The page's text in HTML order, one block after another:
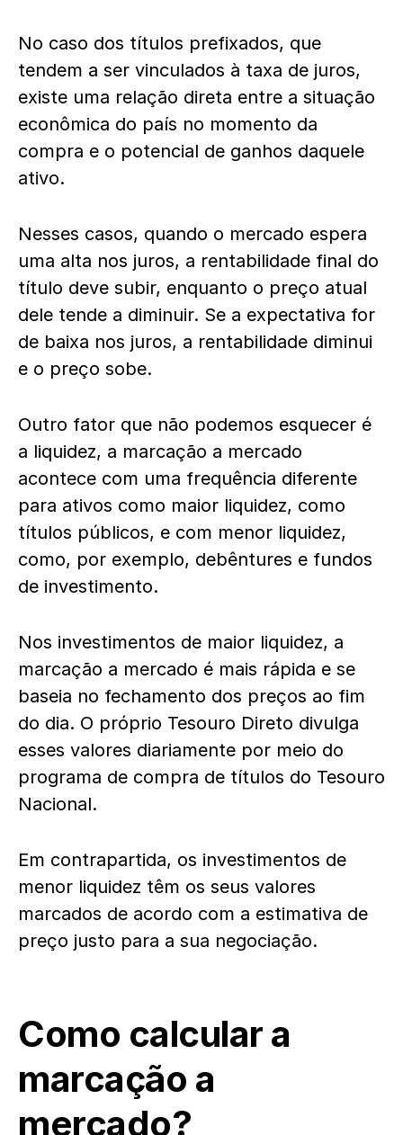
No caso dos títulos prefixados, que
tendem a ser vinculados à taxa de juros,
existe uma relação direta entre a situação
econômica do país no momento da
compra e o potencial de ganhos daquele
ativo.
Nesses casos, quando o mercado espera
uma alta nos juros, a rentabilidade final do
título deve subir, enquanto o preço atual
dele tende a diminuir. Se a expectativa for
de baixa nos juros, a rentabilidade diminui
e o preço sobe.
Outro fator que não podemos esquecer é
a liquidez, a marcação a mercado
acontece com uma frequência diferente
para ativos como maior liquidez, como
títulos públicos, e com menor liquidez,
como, por exemplo, debêntures e fundos
de investimento.
Nos investimentos de maior liquidez, a
marcação a mercado é mais rápida e se
baseia no fechamento dos preços ao fim
do dia. O próprio Tesouro Direto divulga
esses valores diariamente por meio do
programa de compra de títulos do Tesouro
Nacional.
Em contrapartida, os investimentos de
menor liquidez têm os seus valores
marcados de acordo com a estimativa de
preço justo para a sua negociação.
Como calcular a
marcação a
mercado?